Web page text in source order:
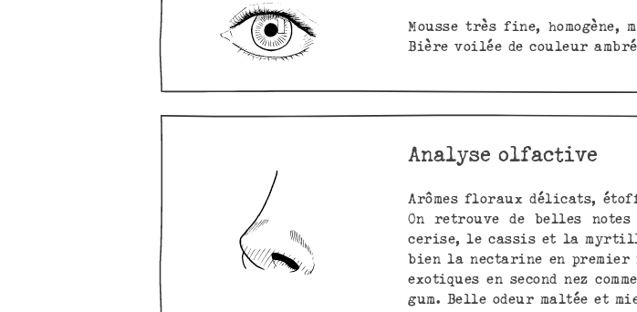
Mousse très fine, homogène,
Bière voilée de couleur
Analyse olfactive
Arômes floraux délicats,
On retrouve de belles
cerise, le cassis et la
bien la nectarine en premier
exotiques en second nez
gum. Belle odeur maltée et